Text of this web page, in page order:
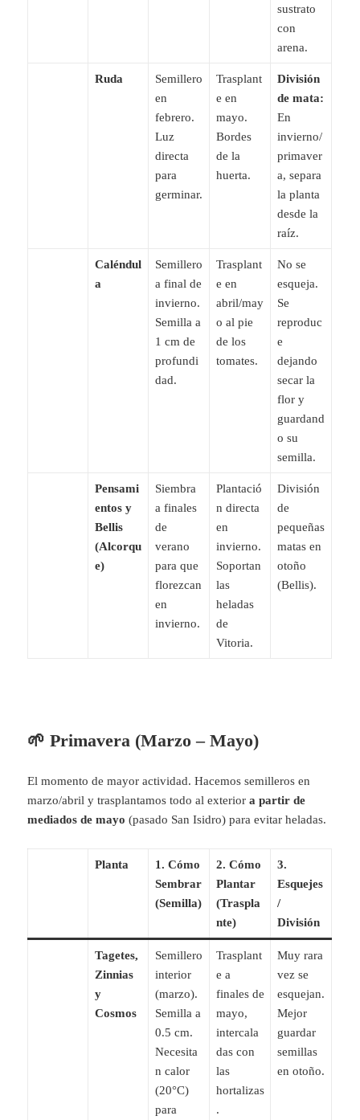
sustrato
con
arena.
Ruda
Semillero
en
febrero.
Luz
directa
para
germinar.
Trasplant
e en
mayo.
Bordes
de la
huerta.
División
de mata:
En
invierno/
primaver
a, separa
la planta
desde la
raíz.
Caléndul
a
Semillero
a final de
invierno.
Semilla a
1 cm de
profundi
dad.
Trasplant
e en
abril/may
o al pie
de los
tomates.
No se
esqueja.
Se
reproduc
e
dejando
secar la
flor y
guardand
o su
semilla.
Pensami
entos y
Bellis
(Alcorqu
e)
Siembra
a finales
de
verano
para que
florezcan
en
invierno.
Plantació
n directa
en
invierno.
Soportan
las
heladas
de
Vitoria.
División
de
pequeñas
matas en
otoño
(Bellis).
🌱 Primavera (Marzo – Mayo)
El momento de mayor actividad. Hacemos semilleros en
marzo/abril y trasplantamos todo al exteriora partir de
mediados de mayo (pasado San Isidro) para evitar heladas.
Planta
1. Cómo
Sembrar
(Semilla)
2. Cómo
Plantar
(Traspla
nte)
3.
Esquejes
/
División
Tagetes,
Zinnias
y
Cosmos
Semillero
interior
(marzo).
Semilla a
0.5 cm.
Necesita
n calor
(20°C)
para
Trasplant
e a
finales de
mayo,
intercala
das con
las
hortalizas
.
Muy rara
vez se
esquejan.
Mejor
guardar
semillas
en otoño.